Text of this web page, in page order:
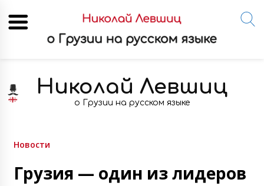
content
Николай Левшиц
о Грузии на русском языке
Новости
Грузия — один из лидеров